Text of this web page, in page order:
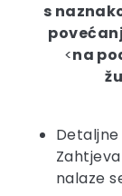
s
<na
nalaze